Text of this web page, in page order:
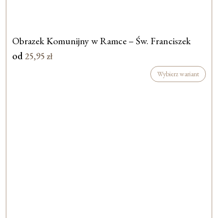
Obrazek Komunijny w Ramce – Św. Franciszek
od 25,95 zł
Wybierz wariant